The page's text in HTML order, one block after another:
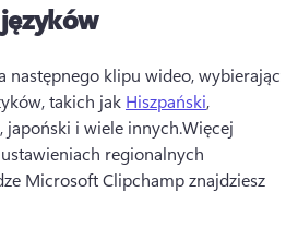
następnego klipu wideo, wybierając
takich jak Hiszpański,
japoński i wiele innych.Więcej
regionalnych
Microsoft Clipchamp znajdziesz